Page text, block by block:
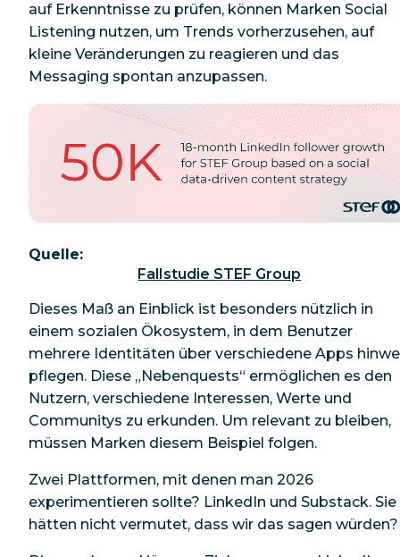
auf Erkenntnisse zu prüfen, können Marken Social
Listening nutzen, um Trends vorherzusehen, auf
kleine Veränderungen zu reagieren und das
Messaging spontan anzupassen.
Quelle:
Fallstudie STEF Group
Dieses Maß an Einblick ist besonders nützlich in
einem sozialen Ökosystem, in dem Benutzer
mehrere Identitäten über verschiedene Apps
pflegen. Diese „Nebenquests“ ermöglichen es den
Nutzern, verschiedene Interessen, Werte und
Communitys zu erkunden. Um relevant zu bleiben,
müssen Marken diesem Beispiel folgen.
Zwei Plattformen, mit denen man 2026
experimentieren sollte? LinkedIn und Substack. Sie
hätten nicht vermutet, dass wir das sagen würden?